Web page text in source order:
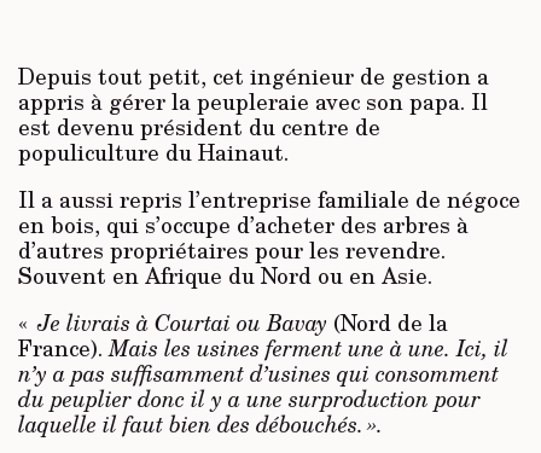
Depuis tout petit, cet ingénieur de gestion a
appris à gérer la peupleraie avec son papa. Il
est devenu président du centre de
populiculture du Hainaut.
Il a aussi repris l’entreprise familiale de négoce
en bois, qui s’occupe d’acheter des arbres à
d’autres propriétaires pour les revendre.
Souvent en Afrique du Nord ou en Asie.
«Je livrais à Courtai ou Bavay (Nord de la
France).Mais les usines ferment une à une. Ici, il
n’y a pas suffisamment d’usines qui consomment
du peuplier donc il y a une surproduction pour
laquelle il faut bien des débouchés. ».